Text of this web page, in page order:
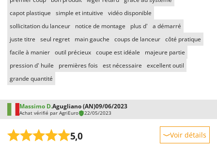
capot plastique
simple et intuitive
vidéo disponible
sollicitation du lanceur
notice de montage plus d'
a démarré
juste titre
seul regret main gauche coups de lanceur côté pratique
facile à manier outil précieux coupe est idéale
majeure partie
pression d' huile
premières fois est nécessaire
excellent outil
grande quantité
Massimo D.Agugliano (AN)09/06/2023
Achat vérifié par AgriEuro 22/05/2023
5,0 Voir détails